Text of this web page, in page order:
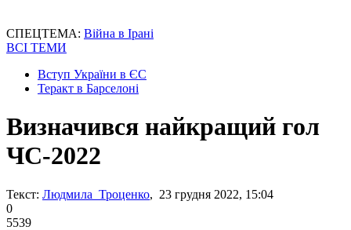
СПЕЦТЕМА: Війна в Ірані
ВСІ ТЕМИ
Вступ України в ЄС
Теракт в Барселоні
Визначився найкращий гол
ЧС-2022
Текст: Людмила Троценко, 23 грудня 2022, 15:04
0
5539